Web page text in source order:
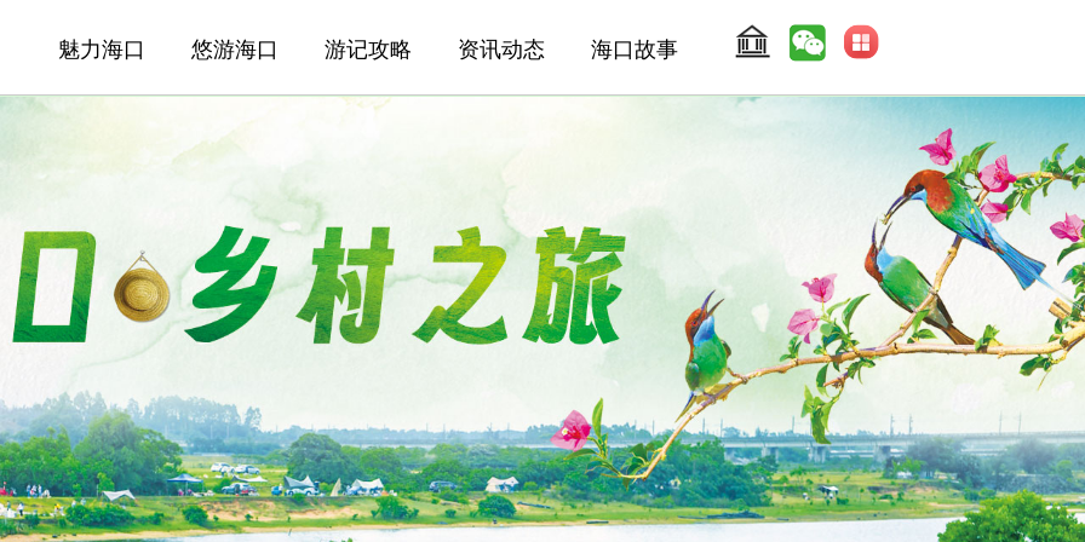
魅力海口 悠游海口 游记攻略 资讯动态 海口故事